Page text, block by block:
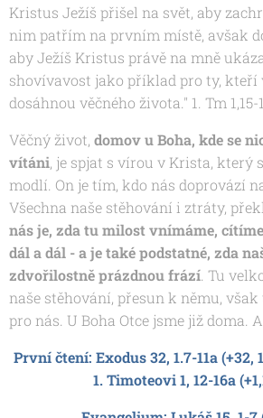
Kristus Ježíš přišel na svět, aby
nim patřím na prvním místě, avšak
aby Ježíš Kristus právě na mně
shovívavost jako příklad pro ty, kteří
dosáhnou věčného života." 1. Tm 1,15-
Věčný život, domov u Boha, kde se
vítáni, je spjat s vírou v Krista, který
modlí. On je tím, kdo nás doprovází
Všechna naše stěhování i ztráty,
nás je, zda tu milost vnímáme,
dál a dál - a je také podstatné, zda
zdvořilostně prázdnou frází. Tu
naše stěhování, přesun k němu,
pro nás. U Boha Otce jsme již doma.
První čtení: Exodus 32, 1.7-11a (+32,
1. Timoteovi 1, 12-16a